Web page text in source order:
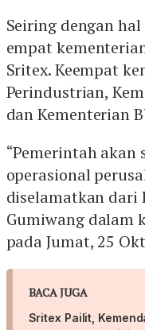
Seiring dengan
empat
Sritex. Keempat
Perindustrian,
dan Kementerian
“Pemerintah
operasional
diselamatkan dari
Gumiwang dalam
pada Jumat, 25
BACA JUGA
Sritex Pailit,